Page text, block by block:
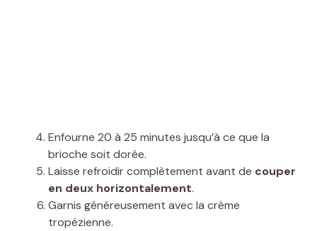
Enfourne 20 à 25 minutes jusqu’à ce que la
brioche soit dorée.
Laisse refroidir complètement avant de couper
en deux horizontalement.
Garnis généreusement avec la crème
tropézienne.